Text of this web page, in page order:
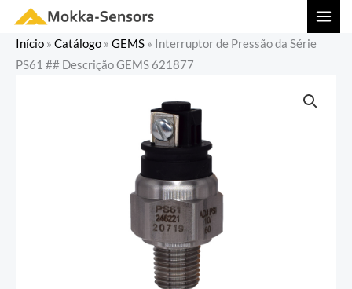
conteúdo
Início » Catálogo » GEMS » Interruptor de Pressão da Série
PS61 ## Descrição GEMS 621877